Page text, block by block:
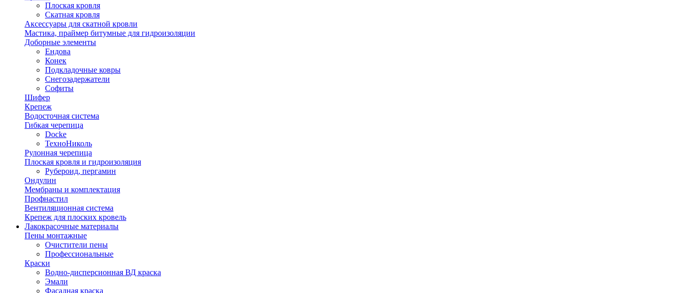
Плоская кровля
Скатная кровля
Аксессуары для скатной кровли
Мастика, праймер битумные для гидроизоляции
Доборные элементы
Ендова
Конек
Подкладочные ковры
Снегозадержатели
Софиты
Шифер
Крепеж
Водосточная система
Гибкая черепица
Docke
ТехноНиколь
Рулонная черепица
Плоская кровля и гидроизоляция
Рубероид, пергамин
Ондулин
Мембраны и комплектация
Профнастил
Вентиляционная система
Крепеж для плоских кровель
Лакокрасочные материалы
Пены монтажные
Очистители пены
Профессиональные
Краски
Водно-дисперсионная ВД краска
Эмали
Фасадная краска